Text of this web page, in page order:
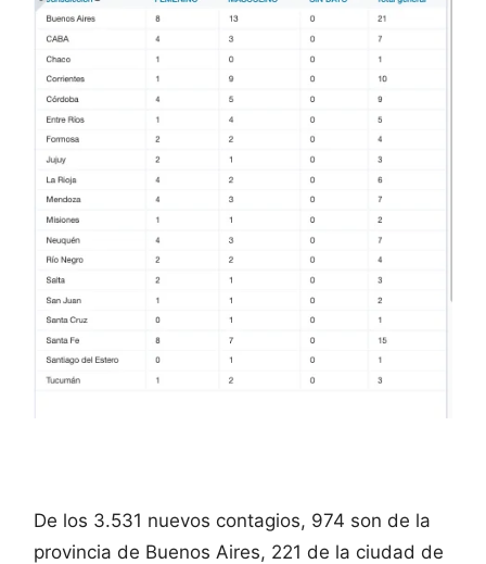
De los 3.531 nuevos contagios, 974 son de la
provincia de Buenos Aires, 221 de la ciudad de